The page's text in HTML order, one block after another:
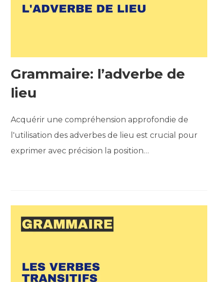
Grammaire: l’adverbe de
lieu
Acquérir une compréhension approfondie de
l'utilisation des adverbes de lieu est crucial pour
exprimer avec précision la position…